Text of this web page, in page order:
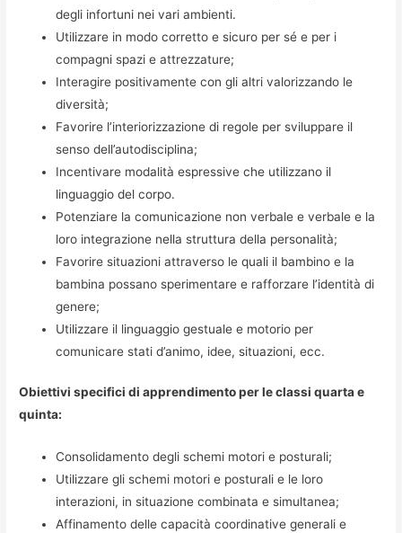
degli infortuni nei vari ambienti.
Utilizzare in modo corretto e sicuro per sé e per i
compagni spazi e attrezzature;
Interagire positivamente con gli altri valorizzando le
diversità;
Favorire l’interiorizzazione di regole per sviluppare il
senso dell’autodisciplina;
Incentivare modalità espressive che utilizzano il
linguaggio del corpo.
Potenziare la comunicazione non verbale e verbale e la
loro integrazione nella struttura della personalità;
Favorire situazioni attraverso le quali il bambino e la
bambina possano sperimentare e rafforzare l’identità di
genere;
Utilizzare il linguaggio gestuale e motorio per
comunicare stati d’animo, idee, situazioni, ecc.
Obiettivi specifici di apprendimento per le classi quarta e
quinta:
Consolidamento degli schemi motori e posturali;
Utilizzare gli schemi motori e posturali e le loro
interazioni, in situazione combinata e simultanea;
Affinamento delle capacità coordinative generali e